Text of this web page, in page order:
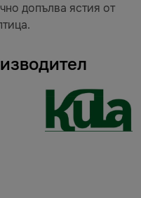
допълва ястия от